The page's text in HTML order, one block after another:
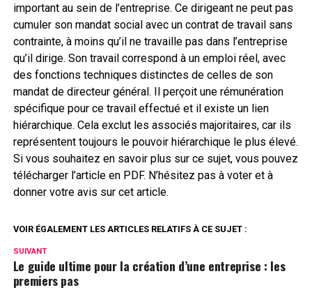
important au sein de l’entreprise. Ce dirigeant ne peut pas
cumuler son mandat social avec un contrat de travail sans
contrainte, à moins qu’il ne travaille pas dans l’entreprise
qu’il dirige. Son travail correspond à un emploi réel, avec
des fonctions techniques distinctes de celles de son
mandat de directeur général. Il perçoit une rémunération
spécifique pour ce travail effectué et il existe un lien
hiérarchique. Cela exclut les associés majoritaires, car ils
représentent toujours le pouvoir hiérarchique le plus élevé.
Si vous souhaitez en savoir plus sur ce sujet, vous pouvez
télécharger l’article en PDF. N’hésitez pas à voter et à
donner votre avis sur cet article.
VOIR ÉGALEMENT LES ARTICLES RELATIFS À CE SUJET :
SUIVANT
Le guide ultime pour la création d’une entreprise : les
premiers pas